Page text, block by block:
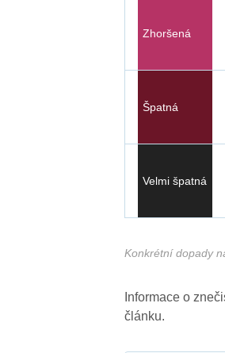
Zhoršená
Špatná
Velmi špatná
Konkrétní dopady
Informace o
článku.